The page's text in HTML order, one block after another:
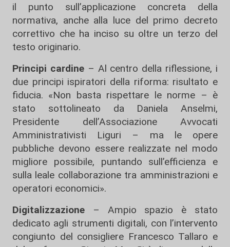
il punto sull’applicazione concreta della
normativa, anche alla luce del primo decreto
correttivo che ha inciso su oltre un terzo del
testo originario.
Principi cardine– Al centro della riflessione, i
due principi ispiratori della riforma: risultato e
fiducia. «Non basta rispettare le norme – è
stato sottolineato da Daniela Anselmi,
Presidente dell’Associazione Avvocati
Amministrativisti Liguri – ma le opere
pubbliche devono essere realizzate nel modo
migliore possibile, puntando sull’efficienza e
sulla leale collaborazione tra amministrazioni e
operatori economici».
Digitalizzazione – Ampio spazio è stato
dedicato agli strumenti digitali, con l’intervento
congiunto del consigliere Francesco Tallaro e